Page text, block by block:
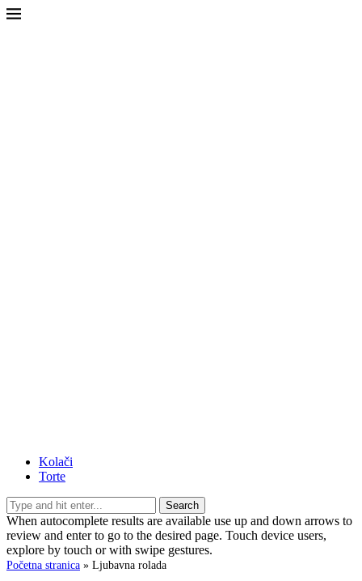
Kolači
Torte
Search
When autocomplete results are available use up and down arrows to
review and enter to go to the desired page. Touch device users,
explore by touch or with swipe gestures.
Početna stranica » Ljubavna rolada